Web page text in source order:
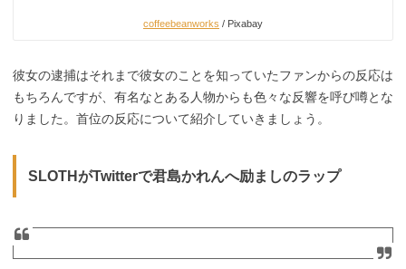
coffeebeanworks / Pixabay
彼女の逮捕はそれまで彼女のことを知っていたファンからの反応は
もちろんですが、有名なとある人物からも色々な反響を呼び噂とな
りました。首位の反応について紹介していきましょう。
SLOTHがTwitterで君島かれんへ励ましのラップ